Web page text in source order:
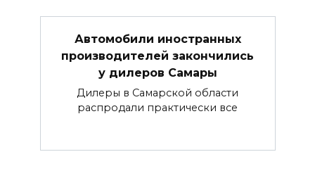
Автомобили иностранных
производителей закончились
у дилеров Самары
Дилеры в Самарской области
распродали практически все